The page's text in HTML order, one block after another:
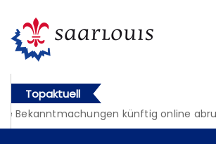
Topaktuell
künftig online